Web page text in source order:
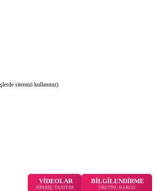
sitemizi kullanınız)
VİDEOLAR
SİPARİŞ | TANITIM
BİLGİLENDİRME
ÜRETİM | KARGO